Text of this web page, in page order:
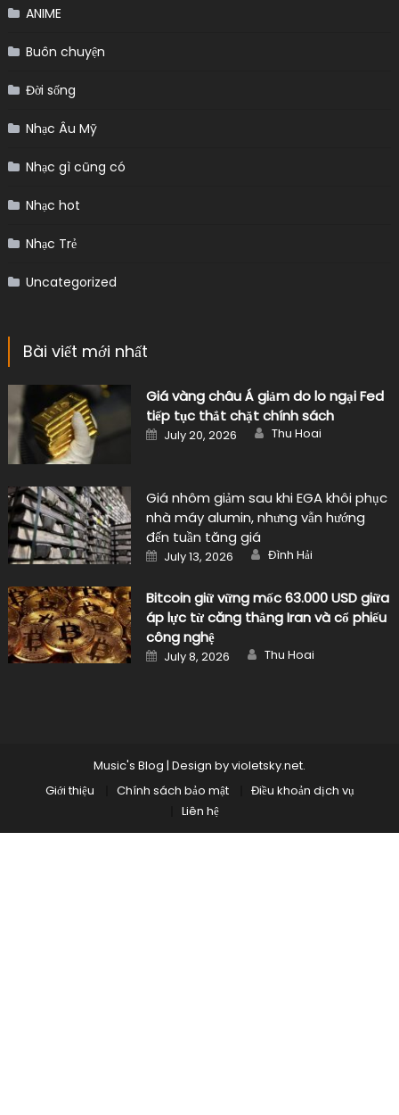
ANIME
Buôn chuyện
Đời sống
Nhạc Âu Mỹ
Nhạc gì cũng có
Nhạc hot
Nhạc Trẻ
Uncategorized
Bài viết mới nhất
Giá vàng châu Á giảm do lo ngại Fed
tiếp tục thắt chặt chính sách
Posted
on
July 20, 2026 Author
Thu Hoai
Giá nhôm giảm sau khi EGA khôi phục
nhà máy alumin, nhưng vẫn hướng
đến tuần tăng giá
Posted
on
July 13, 2026 Author
Đình Hải
Bitcoin giữ vững mốc 63.000 USD giữa
áp lực từ căng thẳng Iran và cổ phiếu
công nghệ
Posted
on
July 8, 2026 Author
Thu Hoai
Music's Blog | Design byvioletsky.net.
Giới thiệu
Chính sách bảo mật
Điều khoản dịch vụ
Liên hệ